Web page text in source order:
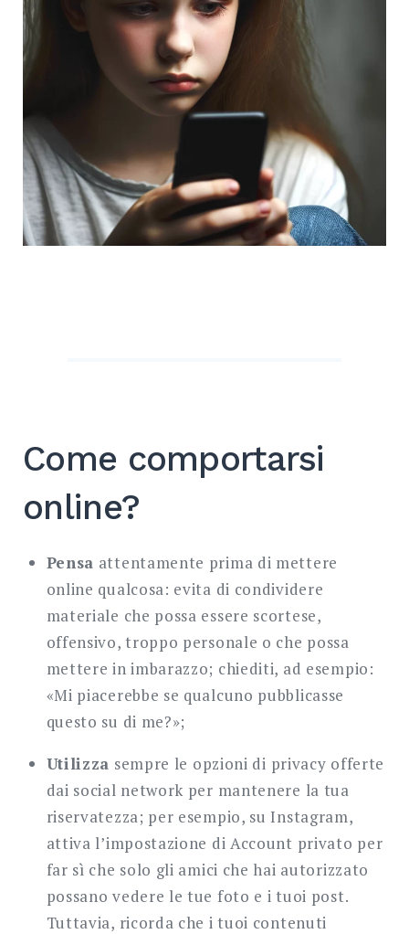
Come comportarsi
online?
Pensa attentamente prima di mettere
online qualcosa: evita di condividere
materiale che possa essere scortese,
offensivo, troppo personale o che possa
mettere in imbarazzo; chiediti, ad esempio:
«Mi piacerebbe se qualcuno pubblicasse
questo su di me?»;
Utilizza sempre le opzioni di privacy offerte
dai social network per mantenere la tua
riservatezza; per esempio, su Instagram,
attiva l’impostazione di Account privato per
far sì che solo gli amici che hai autorizzato
possano vedere le tue foto e i tuoi post.
Tuttavia, ricorda che i tuoi contenuti